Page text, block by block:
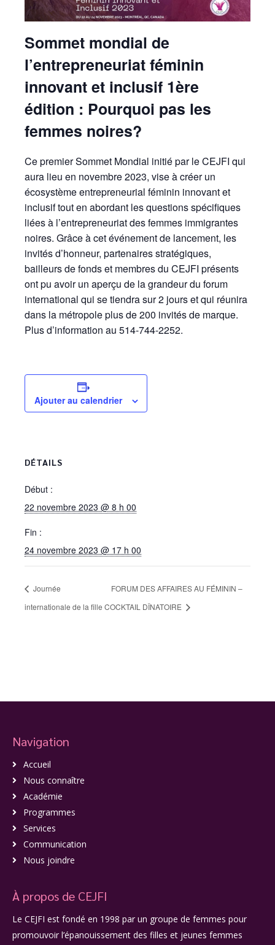
Sommet mondial de
l’entrepreneuriat féminin
innovant et inclusif 1ère
édition : Pourquoi pas les
femmes noires?
Ce premier Sommet Mondial initié par le CEJFI qui
aura lieu en novembre 2023, vise à créer un
écosystème entrepreneurial féminin innovant et
inclusif tout en abordant les questions spécifiques
liées à l’entrepreneuriat des femmes immigrantes
noires. Grâce à cet événement de lancement, les
invités d’honneur, partenaires stratégiques,
bailleurs de fonds et membres du CEJFI présents
ont pu avoir un aperçu de la grandeur du forum
international qui se tiendra sur 2 jours et qui réunira
dans la métropole plus de 200 invités de marque.
Plus d’information au 514-744-2252.
Ajouter au calendrier
DÉTAILS
Début :
22 novembre 2023 @ 8 h 00
Fin :
24 novembre 2023 @ 17 h 00
Journée
internationale de la fille
FORUM DES AFFAIRES AU FÉMININ –
COCKTAIL DÎNATOIRE
Navigation
Accueil
Nous connaître
Académie
Programmes
Services
Communication
Nous joindre
À propos de CEJFI
Le CEJFI est fondé en 1998 par un groupe de femmes pour
promouvoir l’épanouissement des filles et jeunes femmes